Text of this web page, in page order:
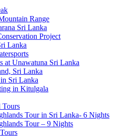
Range
Sri Lanka
Project
Lanka
at Unawatuna Sri Lanka
Sri Lanka
Sri Lanka
in Kitulgala
Tours
Tour in Sri Lanka- 6 Nights
Tour – 9 Nights